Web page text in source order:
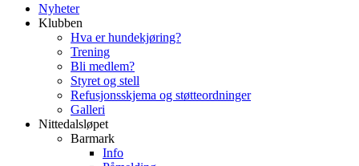
Nyheter
Klubben
Hva er hundekjøring?
Trening
Bli medlem?
Styret og stell
Refusjonsskjema og støtteordninger
Galleri
Nittedalsløpet
Barmark
Info